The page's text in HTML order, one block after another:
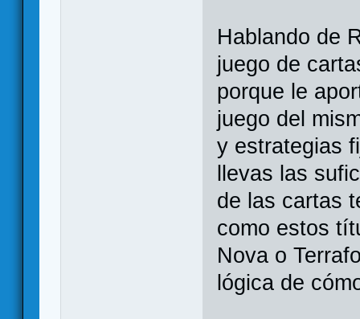
Hablando de
juego de
porque le
juego del
y estrategias
llevas las
de las cartas
como estos
Nova o
lógica de